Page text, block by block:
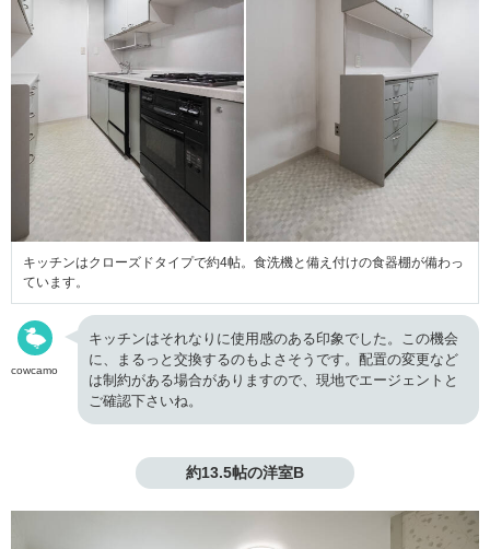
キッチンはクローズドタイプで約4帖。食洗機と備え付けの食器棚が備わっ
ています。
cowcamo
キッチンはそれなりに使用感のある印象でした。この機会
に、まるっと交換するのもよさそうです。配置の変更など
は制約がある場合がありますので、現地でエージェントと
ご確認下さいね。
約13.5帖の洋室B